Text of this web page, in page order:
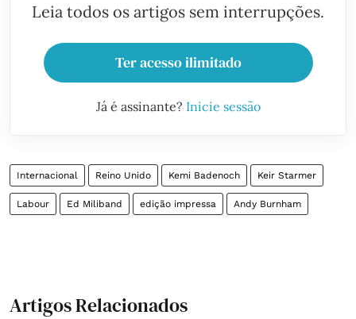
Leia todos os artigos sem interrupções.
Ter acesso ilimitado
Já é assinante? Inicie sessão
Internacional Reino Unido Kemi Badenoch Keir Starmer
Labour Ed Miliband edição impressa Andy Burnham
Artigos Relacionados